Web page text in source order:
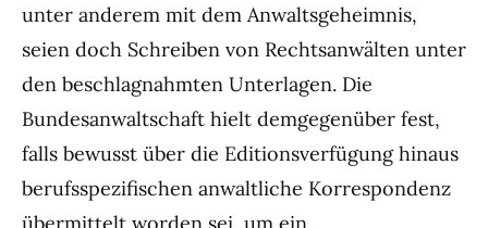
unter anderem mit dem Anwaltsgeheimnis,
seien doch Schreiben von Rechtsanwälten unter
den beschlagnahmten Unterlagen. Die
Bundesanwaltschaft hielt demgegenüber fest,
falls bewusst über die Editionsverfügung hinaus
berufsspezifischen anwaltliche Korrespondenz
übermittelt worden sei, um ein